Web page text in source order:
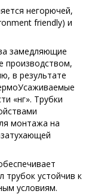
негорючей,
friendly) и
замедляющие
производством,
в результате
«нг». Трубки
монтажа на
трубок устойчив к
условиям.